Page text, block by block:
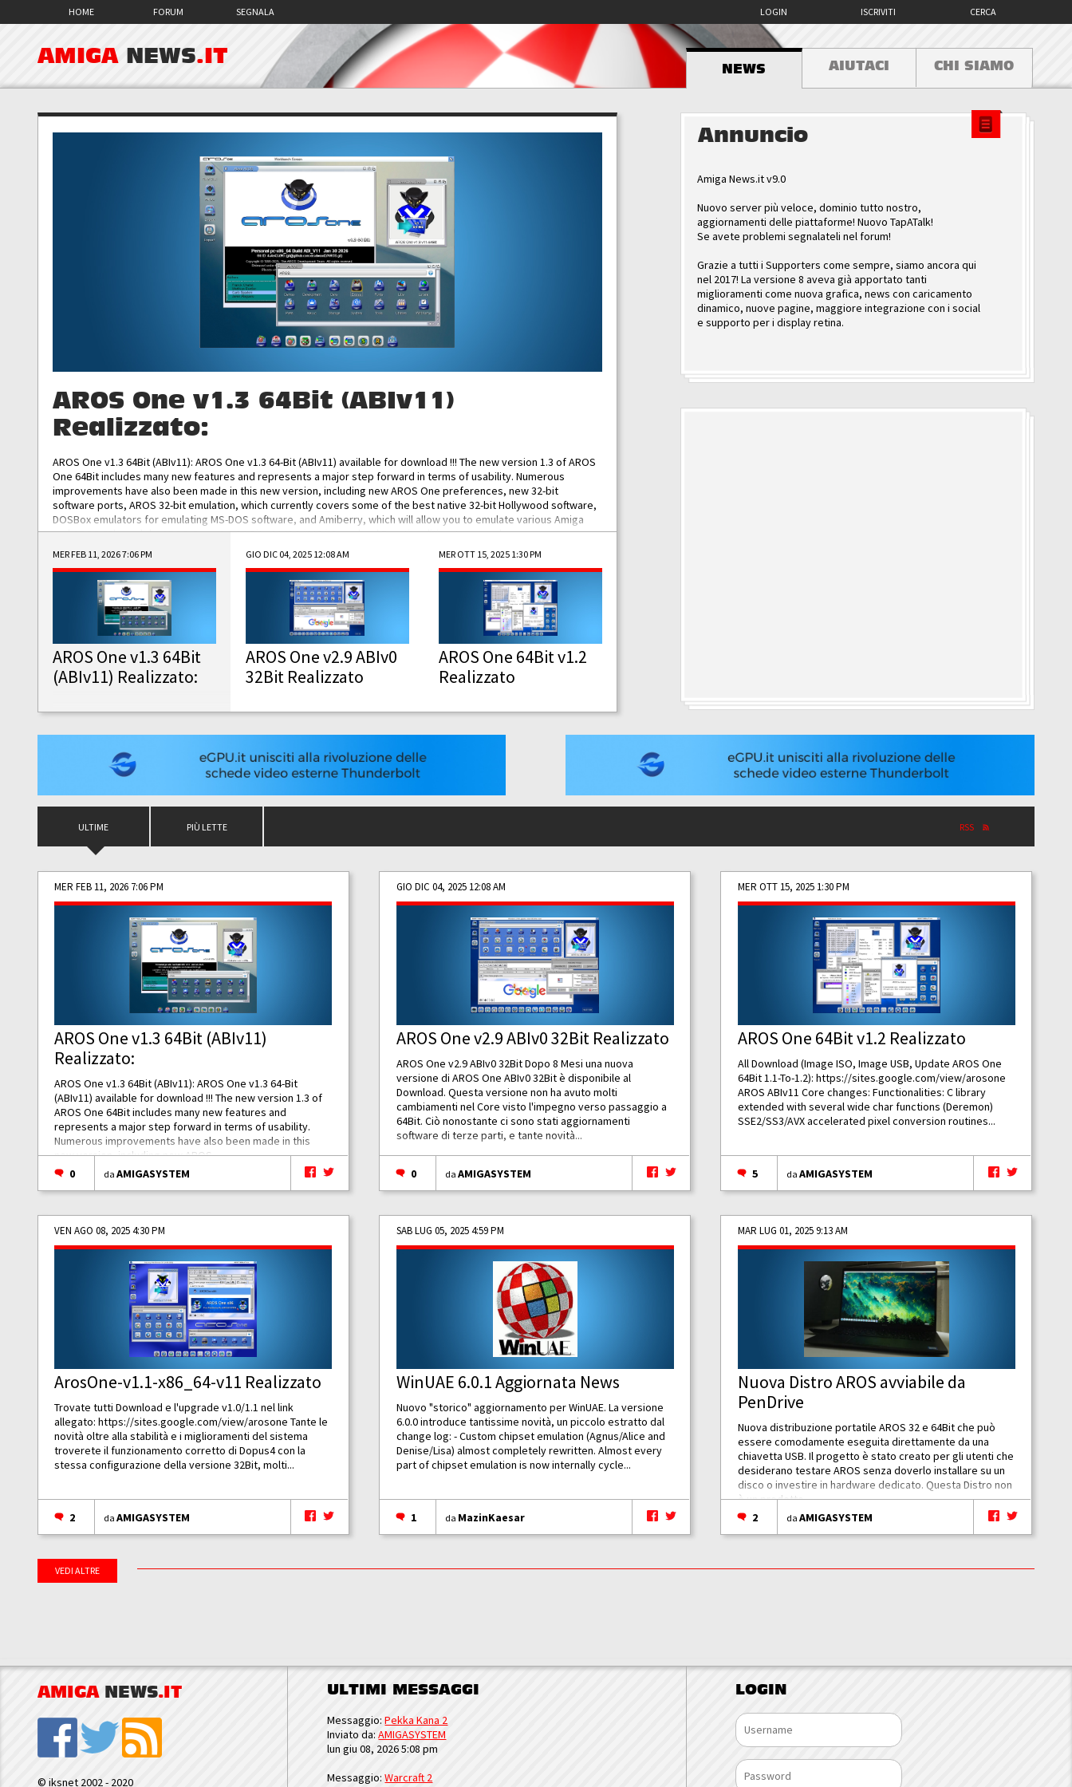
HOME FORUM SEGNALA CERCA
ISCRIVITI
LOGIN
AMIGA NEWS.IT
NEWS AIUTACI CHI SIAMO
AROS One v1.3 64Bit (ABIv11)
Realizzato:
AROS One v1.3 64Bit (ABIv11): AROS One v1.3 64-Bit (ABIv11) available for download !!! The new version 1.3 of AROS
One 64Bit includes many new features and represents a major step forward in terms of usability. Numerous
improvements have also been made in this new version, including new AROS One preferences, new 32-bit
software ports, AROS 32-bit emulation, which currently covers some of the best native 32-bit Hollywood software,
DOSBox emulators for emulating MS-DOS software, and Amiberry, which will allow you to emulate various Amiga
and AROS 68k models. AROS One v1.3 64-Bit-v11 ISO/IMG/: Download Functionalities: Improved...
MER FEB 11, 2026 7:06 PM
AROS One v1.3 64Bit
(ABIv11) Realizzato:
GIO DIC 04, 2025 12:08 AM
AROS One v2.9 ABIv0
32Bit Realizzato
MER OTT 15, 2025 1:30 PM
AROS One 64Bit v1.2
Realizzato
Annuncio
Amiga News.it v9.0
Nuovo server più veloce, dominio tutto nostro,
aggiornamenti delle piattaforme! Nuovo TapATalk!
Se avete problemi segnalateli nel forum!
Grazie a tutti i Supporters come sempre, siamo ancora qui
nel 2017! La versione 8 aveva già apportato tanti
miglioramenti come nuova grafica, news con caricamento
dinamico, nuove pagine, maggiore integrazione con i social
e supporto per i display retina.
ULTIME PIÙ LETTE RSS
MER FEB 11, 2026 7:06 PM
AROS One v1.3 64Bit (ABIv11)
Realizzato:
AROS One v1.3 64Bit (ABIv11): AROS One v1.3 64-Bit
(ABIv11) available for download !!! The new version 1.3 of
AROS One 64Bit includes many new features and
represents a major step forward in terms of usability.
Numerous improvements have also been made in this
new version, including new AROS...
0
daAMIGASYSTEM
GIO DIC 04, 2025 12:08 AM
AROS One v2.9 ABIv0 32Bit Realizzato
AROS One v2.9 ABIv0 32Bit Dopo 8 Mesi una nuova
versione di AROS One ABIv0 32Bit è disponibile al
Download. Questa versione non ha avuto molti
cambiamenti nel Core visto l'impegno verso passaggio a
64Bit. Ciò nonostante ci sono stati aggiornamenti
software di terze parti, e tante novità...
0 daAMIGASYSTEM
MER OTT 15, 2025 1:30 PM
AROS One 64Bit v1.2 Realizzato
All Download (Image ISO, Image USB, Update AROS One
64Bit 1.1-To-1.2): https://sites.google.com/view/arosone
AROS ABIv11 Core changes: Functionalities: C library
extended with several wide char functions (Deremon)
SSE2/SS3/AVX accelerated pixel conversion routines...
5 daAMIGASYSTEM
VEN AGO 08, 2025 4:30 PM
ArosOne-v1.1-x86_64-v11 Realizzato
Trovate tutti Download e l'upgrade v1.0/1.1 nel link
allegato:https://sites.google.com/view/arosone Tante le
novità oltre alla stabilità e i miglioramenti del sistema
troverete il funzionamento corretto di Dopus4 con la
stessa configurazione della versione 32Bit, molti...
2 daAMIGASYSTEM
SAB LUG 05, 2025 4:59 PM
WinUAE 6.0.1 Aggiornata News
Nuovo "storico" aggiornamento per WinUAE. La versione
6.0.0 introduce tantissime novità, un piccolo estratto dal
change log: - Custom chipset emulation (Agnus/Alice and
Denise/Lisa) almost completely rewritten. Almost every
part of chipset emulation is now internally cycle...
1 da MazinKaesar
MAR LUG 01, 2025 9:13 AM
Nuova Distro AROS avviabile da
PenDrive
Nuova distribuzione portatile AROS 32 e 64Bit che può
essere comodamente eseguita direttamente da una
chiavetta USB. Il progetto è stato creato per gli utenti che
desiderano testare AROS senza doverlo installare su un
disco o investire in hardware dedicato. Questa Distro non
è un prodotto...
2
daAMIGASYSTEM
VEDI ALTRE
AMIGA NEWS.IT
© iksnet 2002 - 2020
ULTIMI MESSAGGI
Messaggio:Pekka Kana 2
Inviato da:AMIGASYSTEM
lun giu 08, 2026 5:08 pm
Messaggio:Warcraft 2
LOGIN